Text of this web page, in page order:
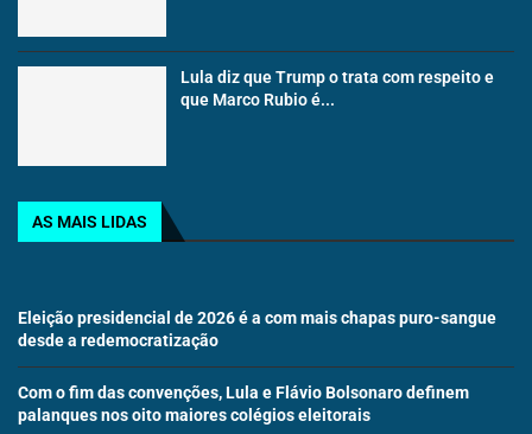
Lula diz que Trump o trata com respeito e
que Marco Rubio é...
AS MAIS LIDAS
Eleição presidencial de 2026 é a com mais chapas puro-sangue
desde a redemocratização
Com o fim das convenções, Lula e Flávio Bolsonaro definem
palanques nos oito maiores colégios eleitorais